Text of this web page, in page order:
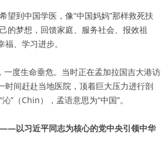
望到中国学医，像“中国妈妈”那样救死扶
的梦想，回馈家庭、服务社会、报效祖
、学习进步。
度生命垂危。当时正在孟加拉国吉大港访
时间赶赴当地医院，顶着巨大压力进行剖
”（Chin），孟语意思为“中国”。
以习近平同志为核心的党中央引领中华